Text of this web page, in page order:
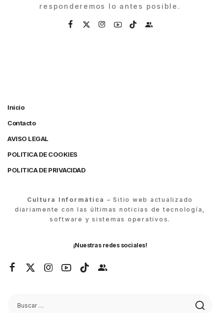
responderemos lo antes posible.
Inicio
Contacto
AVISO LEGAL
POLITICA DE COOKIES
POLITICA DE PRIVACIDAD
Cultura Informática – Sitio web actualizado
diariamente con las últimas noticias de tecnología,
software y sistemas operativos.
¡Nuestras redes sociales!